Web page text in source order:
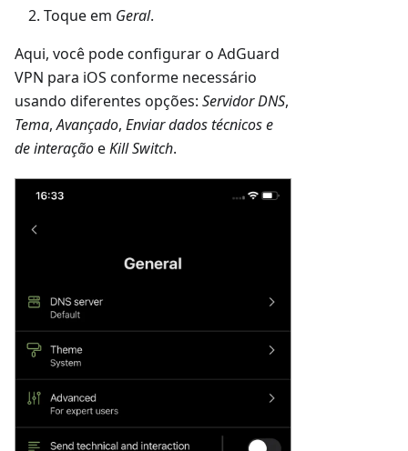
Toque em Geral.
Aqui, você pode configurar o AdGuard
VPN para iOS conforme necessário
usando diferentes opções: Servidor DNS,
Tema,Avançado, Enviar dados técnicos e
de interaçãoeKill Switch.